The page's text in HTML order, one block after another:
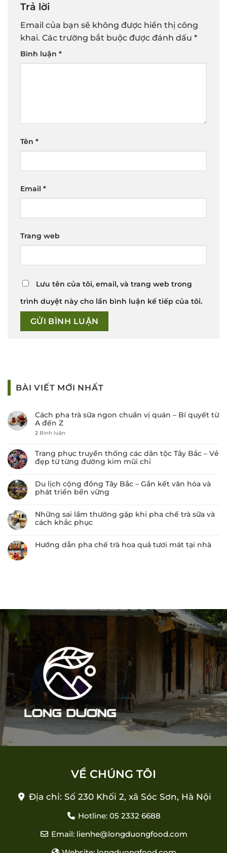
Trả lời
Email của bạn sẽ không được hiển thị công
khai. Các trường bắt buộc được đánh dấu *
Bình luận *
Tên *
Email *
Trang web
Lưu tên của tôi, email, và trang web trong
trình duyệt này cho lần bình luận kế tiếp của tôi.
BÀI VIẾT MỚI NHẤT
Cách pha trà sữa ngon chuẩn vị quán – Bí quyết từ
A đến Z
2 Bình luận
Trang phục truyền thống các dân tộc Tây Bắc – Vẻ
đẹp từ từng đường kim mũi chỉ
Du lịch cộng đồng Tây Bắc – Gắn kết văn hóa và
phát triển bền vững
Những sai lầm thường gặp khi pha chế trà sữa và
cách khắc phục
Hướng dẫn pha chế trà hoa quả tươi mát tại nhà
VỀ CHÚNG TÔI
Địa chỉ: Số 230 Khối 2, xã Sóc Sơn, Hà Nội
Hotline: 05 2332 6688
Email: lienhe@longduongfood.com